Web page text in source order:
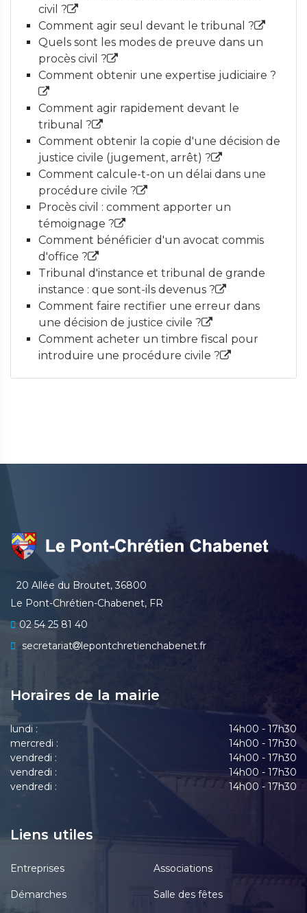
civil ?
Comment agir seul devant le tribunal ?
Quels sont les modes de preuve dans un
procès civil ?
Comment obtenir une expertise judiciaire ?
Comment agir rapidement devant le
tribunal ?
Comment obtenir la copie d'une décision de
justice civile (jugement, arrêt) ?
Comment calcule-t-on un délai dans une
procédure civile ?
Procès civil : comment apporter un
témoignage ?
Comment bénéficier d'un avocat commis
d'office ?
Tribunal d'instance et tribunal de grande
instance : que sont-ils devenus ?
Comment faire rectifier une erreur dans
une décision de justice civile ?
Comment acheter un timbre fiscal pour
introduire une procédure civile ?
20 Allée du Broutet, 36800
Le Pont-Chrétien-Chabenet, FR
02 54 25 81 40
secretariat
lepontchretienchabenet.fr
Horaires de la mairie
lundi :
14h00 - 17h30
mercredi :
14h00 - 17h30
vendredi :
14h00 - 17h30
vendredi :
14h00 - 17h30
vendredi :
14h00 - 17h30
Liens utiles
Entreprises Associations
Démarches Salle des fêtes